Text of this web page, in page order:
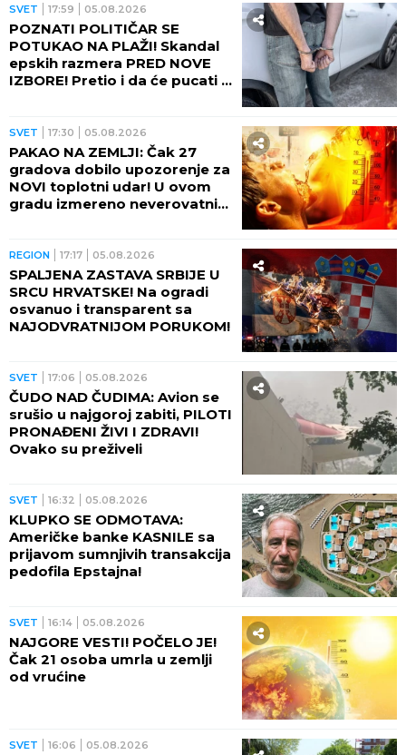
SVET 17:59 05.08.2026
POZNATI POLITIČAR SE
POTUKAO NA PLAŽI! Skandal
epskih razmera PRED NOVE
IZBORE! Pretio i da će pucati u
SVET 17:30 05.08.2026
PAKAO NA ZEMLJI: Čak 27
gradova dobilo upozorenje za
NOVI toplotni udar! U ovom
gradu izmereno neverovatnih
REGION 17:17 05.08.2026
SPALJENA ZASTAVA SRBIJE U
SRCU HRVATSKE! Na ogradi
osvanuo i transparent sa
NAJODVRATNIJOM PORUKOM!
SVET 17:06 05.08.2026
ČUDO NAD ČUDIMA: Avion se
srušio u najgoroj zabiti, PILOTI
PRONAĐENI ŽIVI I ZDRAVI!
Ovako su preživeli
SVET 16:32 05.08.2026
KLUPKO SE ODMOTAVA:
Američke banke KASNILE sa
prijavom sumnjivih transakcija
pedofila Epstajna!
SVET 16:14 05.08.2026
NAJGORE VESTI! POČELO JE!
Čak 21 osoba umrla u zemlji
od vrućine
SVET 16:06 05.08.2026